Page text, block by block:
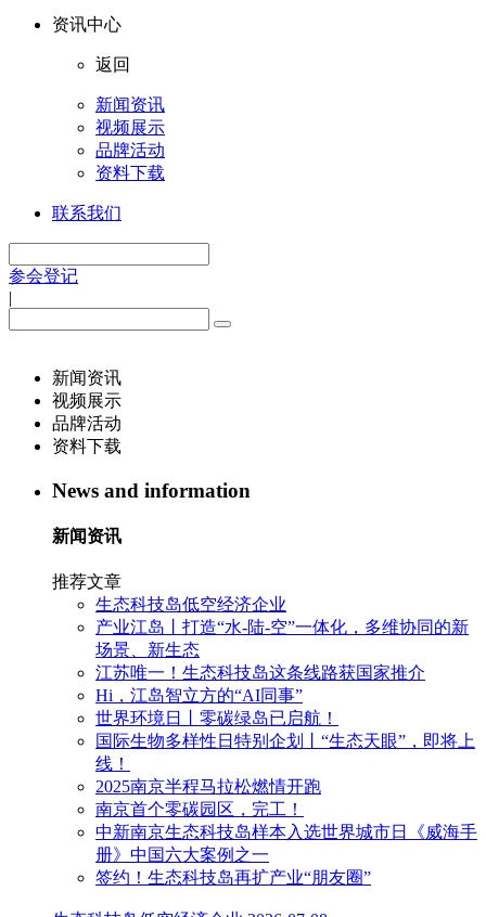
资讯中心
返回
新闻资讯
视频展示
品牌活动
资料下载
联系我们
参会登记
|
新闻资讯
视频展示
品牌活动
资料下载
News and information
新闻资讯
推荐文章
生态科技岛低空经济企业
产业江岛丨打造“水-陆-空”一体化，多维协同的新
场景、新生态
江苏唯一！生态科技岛这条线路获国家推介
Hi，江岛智立方的“AI同事”
世界环境日丨零碳绿岛已启航！
国际生物多样性日特别企划丨“生态天眼”，即将上
线！
2025南京半程马拉松燃情开跑
南京首个零碳园区，完工！
中新南京生态科技岛样本入选世界城市日《威海手
册》中国六大案例之一
签约！生态科技岛再扩产业“朋友圈”